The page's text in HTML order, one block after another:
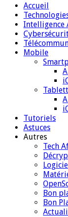
Accueil
Mobile
Tutoriels
Astuces
Autres
Tech
Bon
Bon